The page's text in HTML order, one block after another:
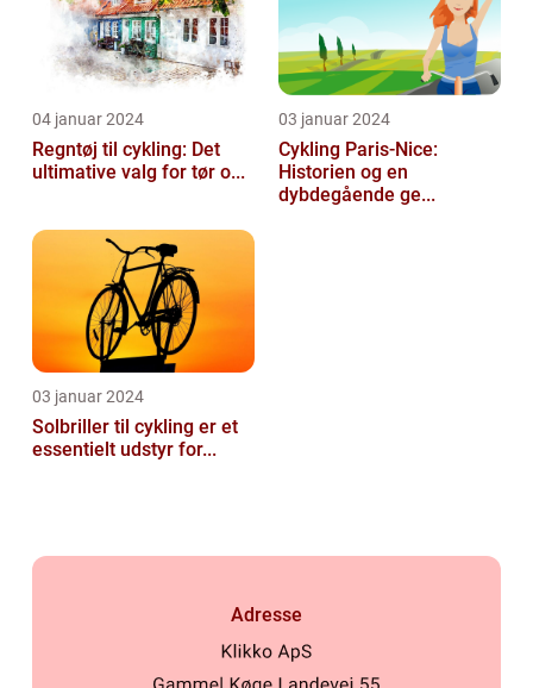
04 januar 2024
Regntøj til cykling: Det
ultimative valg for tør o...
03 januar 2024
Cykling Paris-Nice:
Historien og en
dybdegående ge...
03 januar 2024
Solbriller til cykling er et
essentielt udstyr for...
Adresse